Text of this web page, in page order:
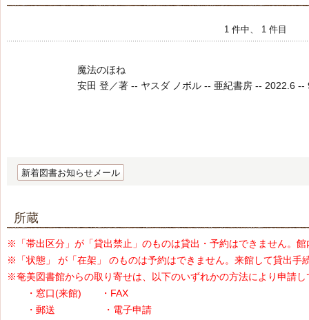
1 件中、 1 件目
魔法のほね
安田 登／著 -- ヤスダ ノボル -- 亜紀書房 -- 2022.6 --
新着図書お知らせメール
所蔵
※「帯出区分」が「貸出禁止」のものは貸出・予約はできません。
※「状態」 が「在架」 のものは予約はできません。来館して貸出手
※奄美図書館からの取り寄せは、以下のいずれかの方法により申請し
・窓口(来館) ・FAX
・郵送 ・電子申請